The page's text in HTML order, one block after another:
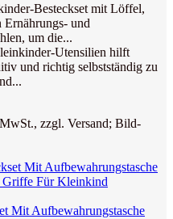
Besteckset mit Löffel,
und
um die...
Utensilien hilft
und richtig selbstständig zu
zzgl. Versand; Bild-
Mit Aufbewahrungstasche